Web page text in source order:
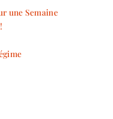
une Semaine